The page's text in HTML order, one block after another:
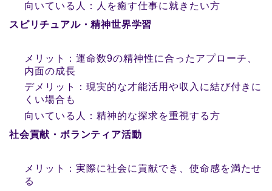
向いている人：人を癒す仕事に就きたい方
スピリチュアル・精神世界学習
メリット：運命数9の精神性に合ったアプローチ、
内面の成長
デメリット：現実的な才能活用や収入に結び付きに
くい場合も
向いている人：精神的な探求を重視する方
社会貢献・ボランティア活動
メリット：実際に社会に貢献でき、使命感を満たせ
る